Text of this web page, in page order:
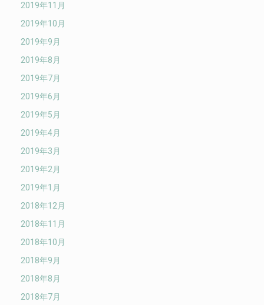
2019年11月
2019年10月
2019年9月
2019年8月
2019年7月
2019年6月
2019年5月
2019年4月
2019年3月
2019年2月
2019年1月
2018年12月
2018年11月
2018年10月
2018年9月
2018年8月
2018年7月